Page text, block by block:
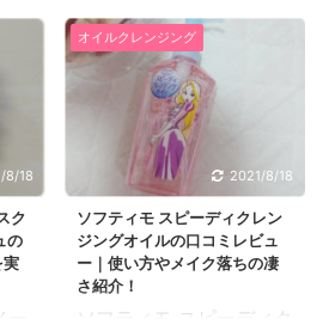
品
の
だ
プ
が経つと肌の油分が浮い
てきてしまい、化粧乗り
もあまりよくない肌質で
す。 仕事柄、化粧直しの
時間をあまり取れないの
で、肌質から改善したい
とずっと考えていまし
た。また、毎日化粧をし
て落としての繰り返し ...
ム
て
ウ
プ
る
はインナードライ肌で
す。 私はインナードライ
肌で、肌の奥やフェイス
ラインはとても乾燥して
いるのに、Tゾーンや頬
は皮脂が出やすく化粧を
して、時間が経つとテカ
ってくるのが以前からの
悩みでした。 このケイト
のパウダリースキンメイ
カーが発売されたとき、
8/18
ク
の
実
オイルクレンジング
2021/8/18
ソフティモ スピーディクレン
ジングオイルの口コミレビュ
ー｜使い方やメイク落ちの凄
さ紹介！
ソフティモ スピーディク